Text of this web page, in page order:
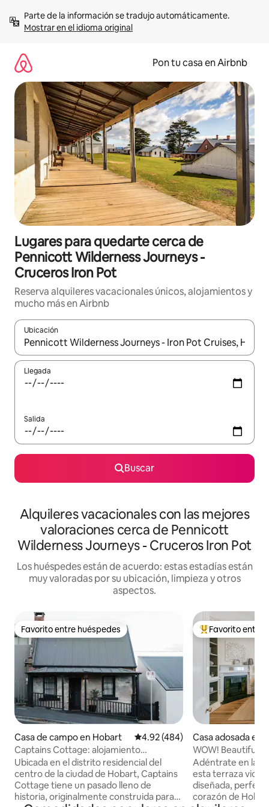
contenidoMostrar en el idioma original
Pon tu casa en Airbnb
Lugares para quedarte cerca de
Pennicott Wilderness Journeys -
Cruceros Iron Pot
Reserva alquileres vacacionales únicos, alojamientos y
mucho más en Airbnb
Ubicación
Cuando los resultados estén disponibles, navega con las
Llegada
Salida
Buscar
Alquileres vacacionales con las mejores
valoraciones cerca de Pennicott
Wilderness Journeys - Cruceros Iron Pot
Los huéspedes están de acuerdo: estas estadías están
muy valoradas por su ubicación, limpieza y otros
aspectos.
Favorito entre huéspedes
Favorito entre huéspedes
Casa de campo en Hobart Calificación promedio: 4.92 de
4.92 (484)
Captains Cottage: alojamiento
emblemático en Hobart
Ubicada en el distrito residencial del
centro de la ciudad de Hobart, Captains
Cottage tiene un pasado lleno de
historia, originalmente construida para
Favorito entre
Favorito entre
Casa adosada en
WOW! Beautiful
parking.
Adéntrate en la
esta terraza
diseñada,
corazón de